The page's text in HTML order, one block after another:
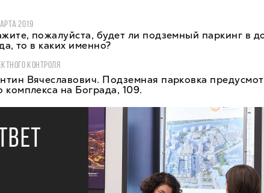
2019
пожалуйста, будет ли подземный паркинг в
то в каких именно?
КОНТРОЛЯ
Вячеславович. Подземная парковка
на Бограда, 109.